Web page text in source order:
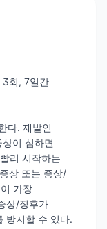
3회, 7일간
다. 재발인
이 심하면
리 시작하는
상 또는 증상/
가장
상/징후가
방지할 수 있다.